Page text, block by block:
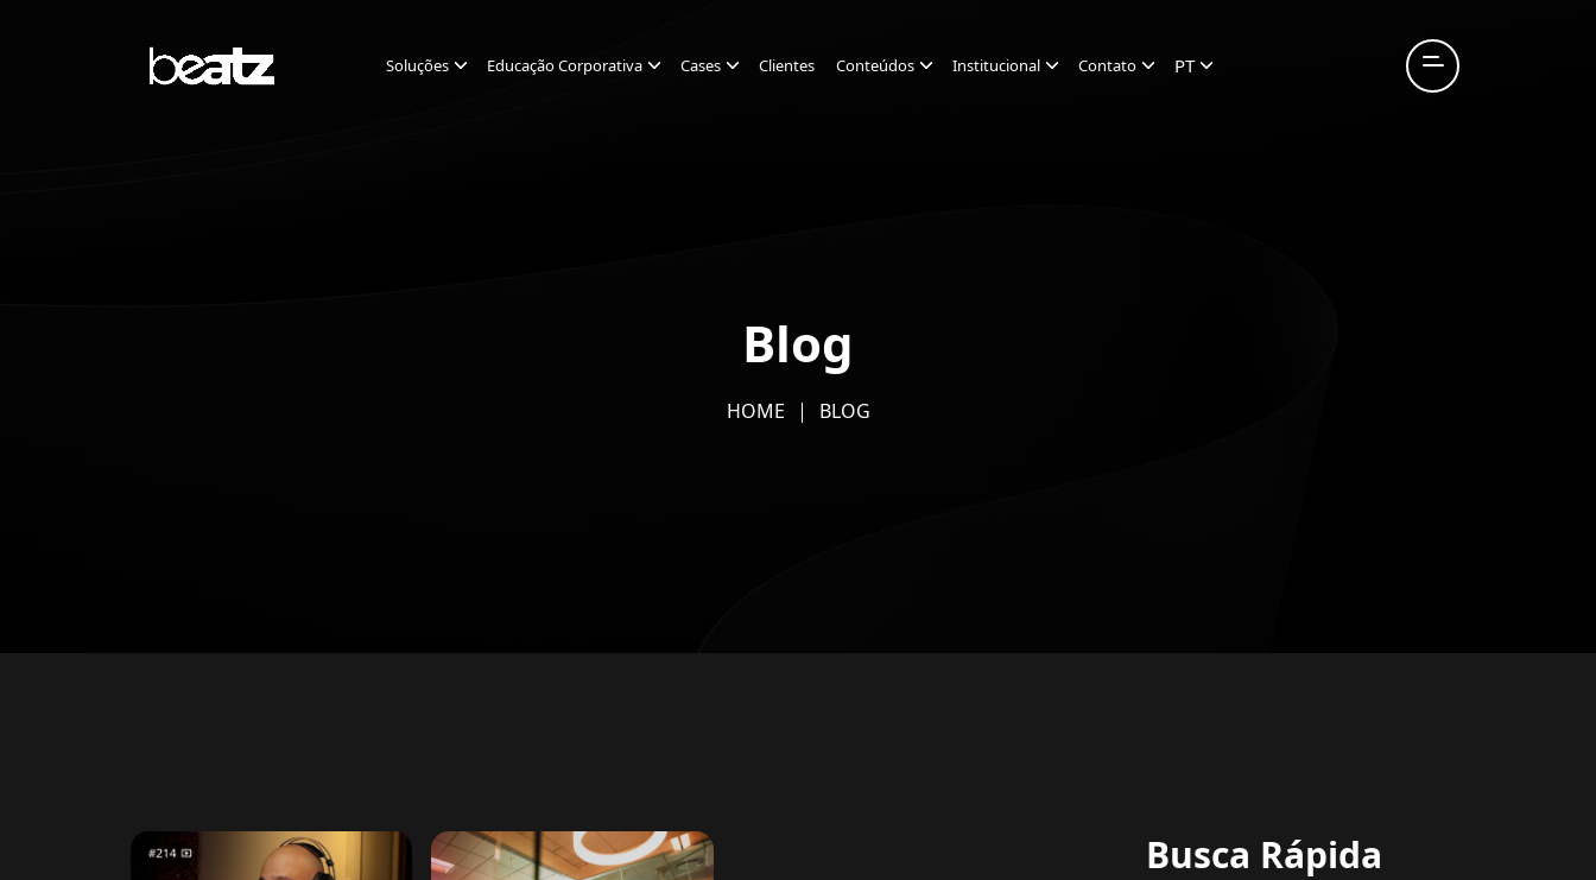
Soluções Educação Corporativa Cases Clientes Conteúdos Institucional Contato PT
Blog
HOME BLOG
Busca Rápida